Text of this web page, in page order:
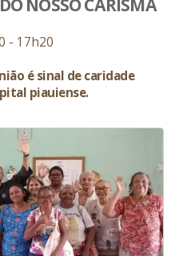
- 17h20
é sinal de caridade
piauiense.